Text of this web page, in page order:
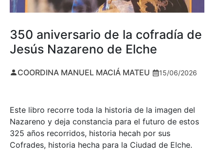
350 aniversario de la cofradía de
Jesús Nazareno de Elche
COORDINA MANUEL MACIÁ MATEU 15/06/2026
Este libro recorre toda la historia de la imagen del
Nazareno y deja constancia para el futuro de estos
325 años recorridos, historia hecah por sus
Cofrades, historia hecha para la Ciudad de Elche.